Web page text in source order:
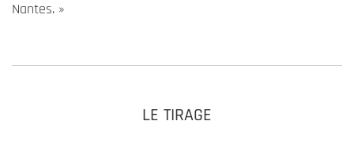
Nantes. »
LE TIRAGE